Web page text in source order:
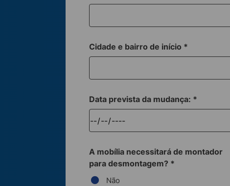
Cidade e bairro de início *
Data prevista da mudança: *
A mobília necessitará de montador
para desmontagem? *
Não